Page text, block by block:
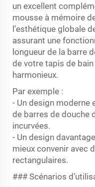
un excellent
mousse à mémoire
l’esthétique globale
assurant une
longueur de la barre
de votre tapis de bain
harmonieux.
Par exemple :
- Un design moderne
de barres de douche
incurvées.
- Un design
mieux convenir avec
rectangulaires.
### Scénarios